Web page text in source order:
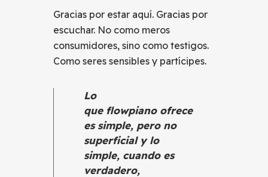
Gracias por estar aquí. Gracias por
escuchar. No como meros
consumidores, sino como testigos.
Como seres sensibles y partícipes.
Lo
que flowpiano ofrece
es simple, pero no
superficial y lo
simple, cuando es
verdadero,